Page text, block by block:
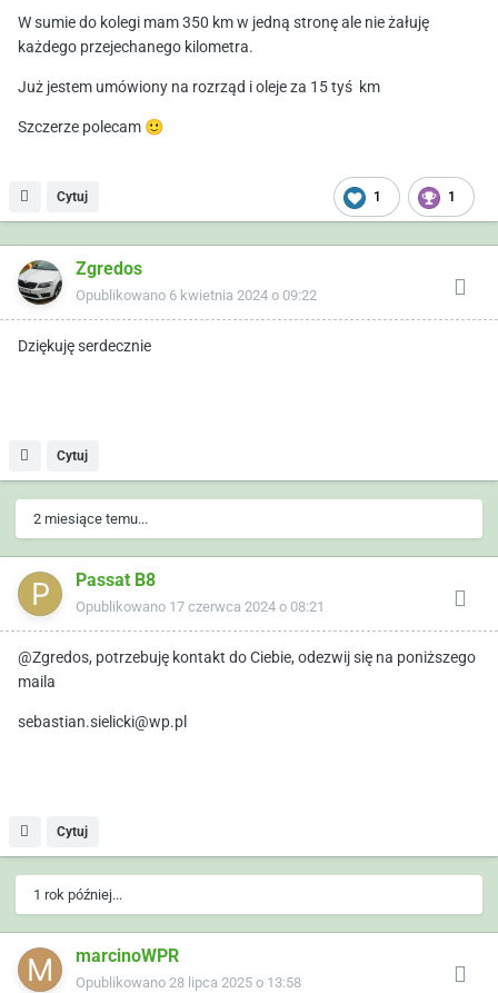
W sumie do kolegi mam 350 km w jedną stronę ale nie żałuję
każdego przejechanego kilometra.
Już jestem umówiony na rozrząd i oleje za 15 tyś km
Szczerze polecam 🙂
1 1
Cytuj
Zgredos
Opublikowano 6 kwietnia 2024 o 09:22
Dziękuję serdecznie
Cytuj
2 miesiące temu...
Passat B8
Opublikowano 17 czerwca 2024 o 08:21
@Zgredos, potrzebuję kontakt do Ciebie, odezwij się na poniższego
maila
sebastian.sielicki@wp.pl
Cytuj
1 rok później...
marcinoWPR
Opublikowano 28 lipca 2025 o 13:58